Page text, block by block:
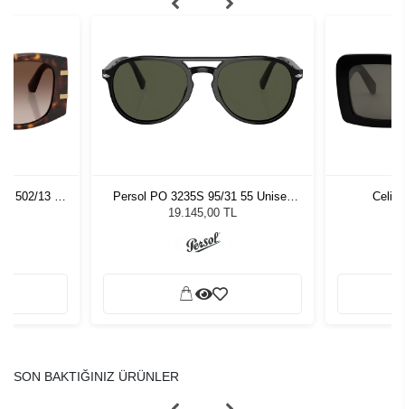
502/13 54
Persol PO 3235S 95/31 55 Unisex
Güneş Gözlüğü
19.145,00 TL
SON BAKTIĞINIZ ÜRÜNLER